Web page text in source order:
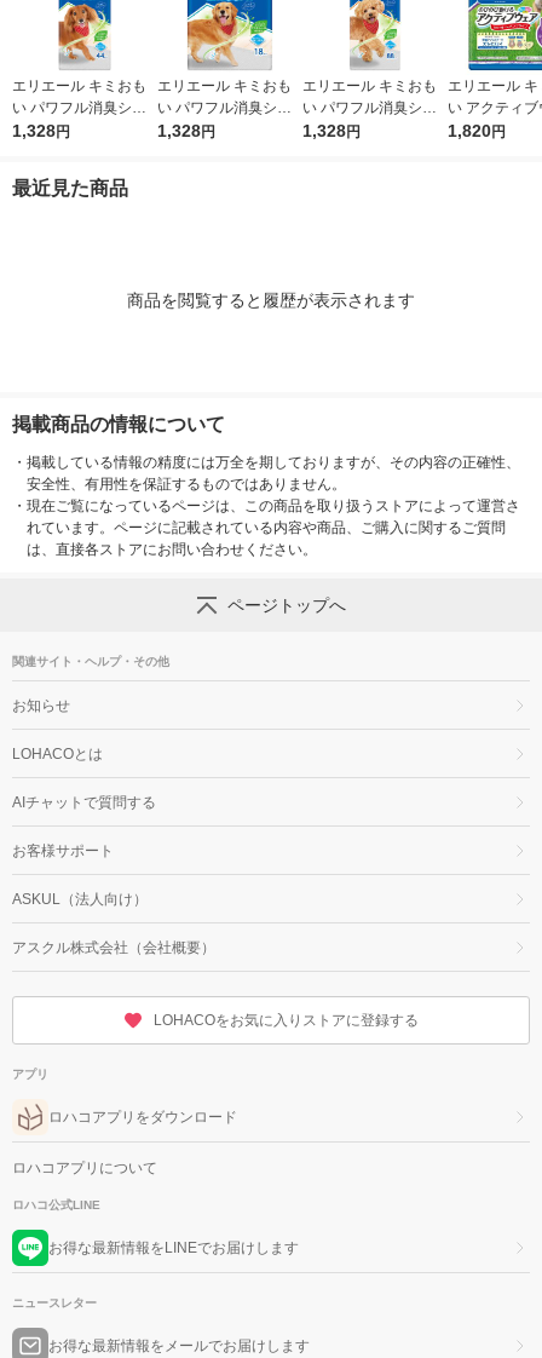
エリエール キミおも
い パワフル消臭シー
ト ワイド 無香タイプ
1,328円
エリエール キミおも
い パワフル消臭シー
ト スーパーワイド 無
1,328円
エリエール キミおも
い パワフル消臭シー
ト レギュラー 無香タ
1,328円
エリエール
い アクティ
Ｌ パンツ ゆ
1,820円
最近見た商品
商品を閲覧すると履歴が表示されます
掲載商品の情報について
・ 掲載している情報の精度には万全を期しておりますが、その内容の正確性、
安全性、有用性を保証するものではありません。
・ 現在ご覧になっているページは、この商品を取り扱うストアによって運営さ
れています。ページに記載されている内容や商品、ご購入に関するご質問
は、直接各ストアにお問い合わせください。
ページトップへ
関連サイト・ヘルプ・その他
お知らせ
LOHACOとは
AIチャットで質問する
お客様サポート
ASKUL（法人向け）
アスクル株式会社（会社概要）
LOHACOをお気に入りストアに登録する
アプリ
ロハコアプリをダウンロード
ロハコアプリについて
ロハコ公式LINE
お得な最新情報をLINEでお届けします
ニュースレター
お得な最新情報をメールでお届けします